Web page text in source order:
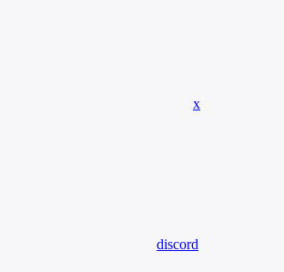
x
discord